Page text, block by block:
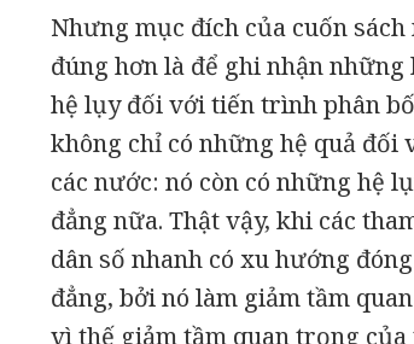
Nhưng mục đích của cuốn
đúng hơn là để ghi nhận
hệ lụy đối với tiến trình phân
không chỉ có những hệ quả
các nước: nó còn có những hệ
đẳng nữa. Thật vậy, khi các
dân số nhanh có xu hướng
đẳng, bởi nó làm giảm tầm
vì thế giảm tầm quan trọng